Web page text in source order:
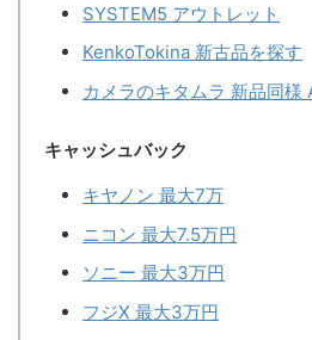
SYSTEM5 アウトレット
KenkoTokina 新古品を探す
カメラのキタムラ 新品同様
キャッシュバック
キヤノン 最大7万
ニコン 最大7.5万円
ソニー 最大3万円
フジX 最大3万円